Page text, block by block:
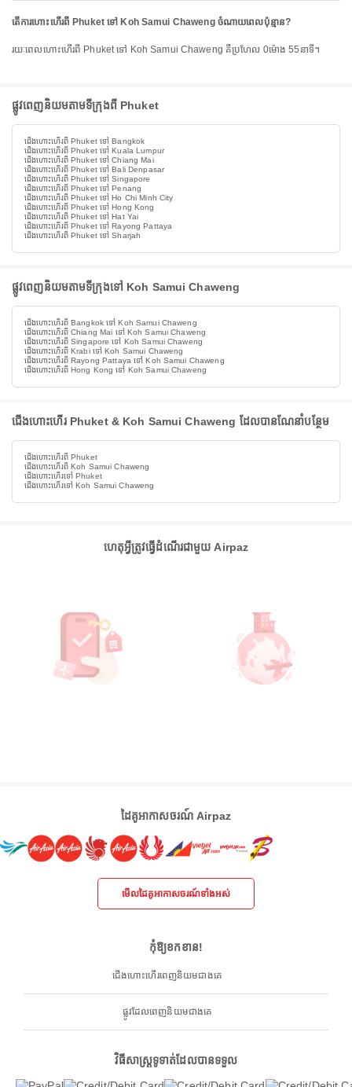
តើការហោះហើរពី Phuket ទៅ Koh Samui Chaweng ចំណាយពេលប៉ុន្មាន?
រយៈពេលហោះហើរពី Phuket ទៅ Koh Samui Chaweng គឺប្រហែល 0ម៉ោង 55នាទី។
ផ្លូវពេញនិយមតាមទីក្រុងពី Phuket
ជើងហោះហើរពី Phuket ទៅ Bangkok
ជើងហោះហើរពី Phuket ទៅ Kuala Lumpur
ជើងហោះហើរពី Phuket ទៅ Chiang Mai
ជើងហោះហើរពី Phuket ទៅ Bali Denpasar
ជើងហោះហើរពី Phuket ទៅ Singapore
ជើងហោះហើរពី Phuket ទៅ Penang
ជើងហោះហើរពី Phuket ទៅ Ho Chi Minh City
ជើងហោះហើរពី Phuket ទៅ Hong Kong
ជើងហោះហើរពី Phuket ទៅ Hat Yai
ជើងហោះហើរពី Phuket ទៅ Rayong Pattaya
ជើងហោះហើរពី Phuket ទៅ Sharjah
ផ្លូវពេញនិយមតាមទីក្រុងទៅ Koh Samui Chaweng
ជើងហោះហើរពី Bangkok ទៅ Koh Samui Chaweng
ជើងហោះហើរពី Chiang Mai ទៅ Koh Samui Chaweng
ជើងហោះហើរពី Singapore ទៅ Koh Samui Chaweng
ជើងហោះហើរពី Krabi ទៅ Koh Samui Chaweng
ជើងហោះហើរពី Rayong Pattaya ទៅ Koh Samui Chaweng
ជើងហោះហើរពី Hong Kong ទៅ Koh Samui Chaweng
ជើងហោះហើរ Phuket & Koh Samui Chaweng ដែលបានណែនាំបន្ថែម
ជើងហោះហើរពី Phuket
ជើងហោះហើរពី Koh Samui Chaweng
ជើងហោះហើរទៅ Phuket
ជើងហោះហើរទៅ Koh Samui Chaweng
ហេតុអ្វីត្រូវធ្វើដំណើរជាមួយ Airpaz
ដៃគូអាកាសចរណ៍ Airpaz
មើលដៃគូអាកាសចរណ៍ទាំងអស់
កុំឱ្យខកខាន!
ជើងហោះហើរពេញនិយមជាងគេ
ផ្លូវដែលពេញនិយមជាងគេ
វិធីសាស្ត្រទូទាត់ដែលបានទទួល